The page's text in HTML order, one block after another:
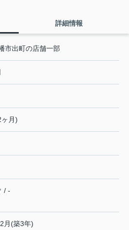
詳細情報
市出町の店舗一部
月)
/ -
月(築3年)